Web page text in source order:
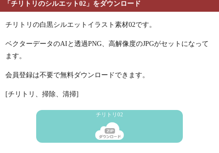
「チリトリのシルエット02」をダウンロード
チリトリの白黒シルエットイラスト素材02です。
ベクターデータのAIと透過PNG、高解像度のJPGがセットになって
ます。
会員登録は不要で無料ダウンロードできます。
[チリトリ、掃除、清掃]
チリトリ02